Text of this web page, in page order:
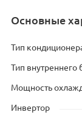
Основные
Тип
Тип внутреннего
Мощность
Инвертор